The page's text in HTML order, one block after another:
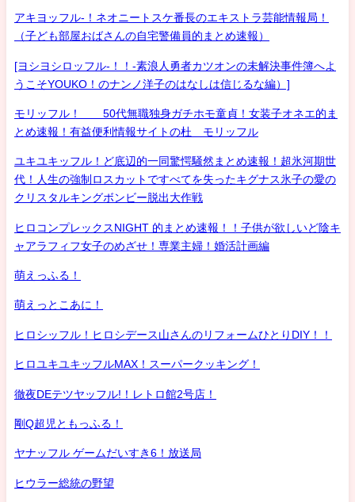
アキヨッフル-！ネオニートスケ番長のエキストラ芸能情報局！
（子ども部屋おばさんの自宅警備員的まとめ速報）
[ヨシヨシロッフル-！！-素浪人勇者カツオンの未解決事件簿へよ
うこそYOUKO！のナンノ洋子のはなしは信じるな編）]
モリッフル！ 50代無職独身ガチホモ童貞！女装子オネエ的ま
とめ速報！有益便利情報サイトの杜 モリッフル
ユキユキッフル！ど底辺的一同驚愕騒然まとめ速報！超氷河期世
代！人生の強制ロスカットですべてを失ったキグナス氷子の愛の
クリスタルキングボンビー脱出大作戦
ヒロコンプレックスNIGHT 的まとめ速報！！子供が欲しいど陰キ
ャアラフィフ女子のめざせ！専業主婦！婚活計画編
萌えっふる！
萌えっとこあに！
ヒロシッフル！ヒロシデース山さんのリフォームひとりDIY！！
ヒロユキユキッフルMAX！スーパークッキング！
徹夜DEテツヤッフル!！レトロ館2号店！
剛Q超児ともっふる！
ヤナッフル ゲームだいすき6！放送局
ヒウラー総統の野望